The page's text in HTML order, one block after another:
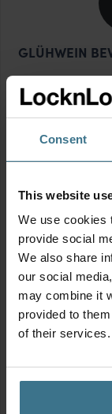
Consent
This website
We use cookies
provide social
We also share
our social
may combine it
provided to
of their services.
GLÜHWEIN
Heb je aan het
Geen zorgen, je
glühwein in
glühwein nog
Dan kan je er
de kleur
niet meer goed
MEER
Zin om de
heerlijke geur
kruidige cake.